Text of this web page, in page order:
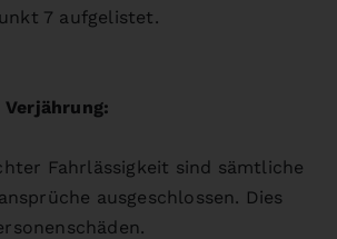
7 aufgelistet.
Fahrlässigkeit sind sämtliche
ausgeschlossen. Dies